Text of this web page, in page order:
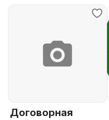
Договорная